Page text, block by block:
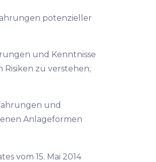
potenzieller
und Kenntnisse
zu verstehen;
und
Anlageformen
vom 15. Mai 2014